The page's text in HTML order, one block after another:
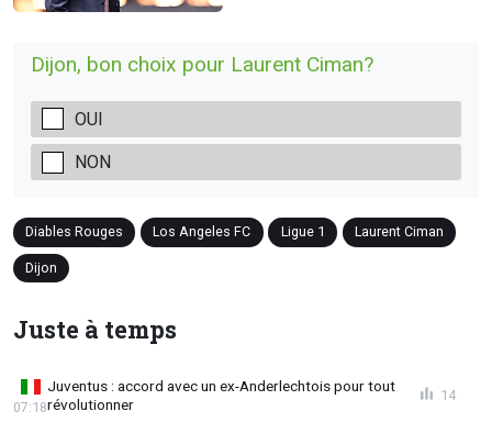
Dijon, bon choix pour Laurent Ciman?
OUI
NON
Diables Rouges Los Angeles FC Ligue 1 Laurent Ciman
Dijon
Juste à temps
Juventus : accord avec un ex-Anderlechtois pour tout
révolutionner
07:18
14